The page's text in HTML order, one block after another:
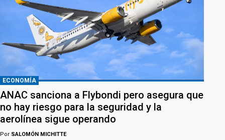
ECONOMÍA
ANAC sanciona a Flybondi pero asegura que
no hay riesgo para la seguridad y la
aerolínea sigue operando
Por SALOMÓN MICHITTE